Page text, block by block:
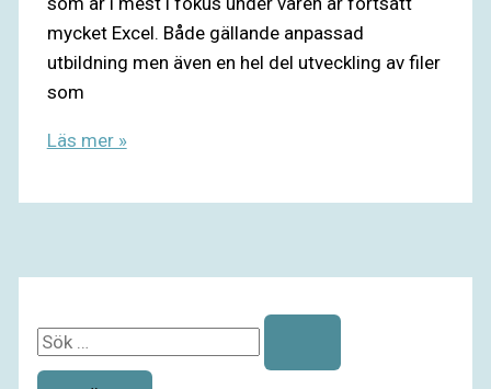
mycket Excel. Både gällande anpassad
utbildning men även en hel del utveckling av filer
som
Läs mer »